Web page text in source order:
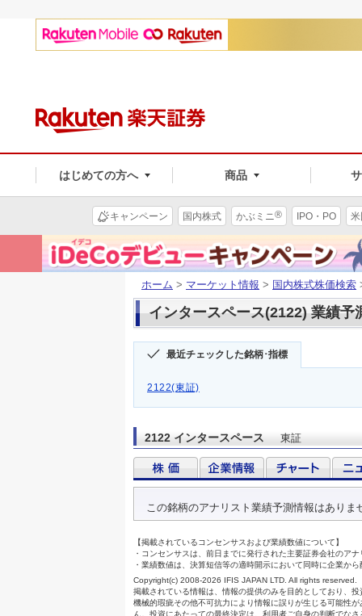
はじめての方へ 商品
キャンペーン 国内株式 かぶミニ® IPO・PO
ホーム > マーケット情報 > 国内株式株価検索
インタースペース(2122) 業績予
最近チェックした銘柄･指標
2122(東証)
2122 インタースペース 東証